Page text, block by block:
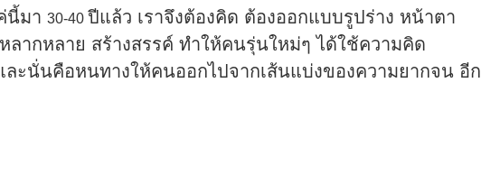
นี้มา 30-40 ปีแล้ว เราจึงต้องคิด ต้องออกแบบรูปร่าง หน้าตา
ลากหลาย สร้างสรรค์ ทำให้คนรุ่นใหม่ๆ ได้ใช้ความคิด
ละนั่นคือหนทางให้คนออกไปจากเส้นแบ่งของความยากจน อีก